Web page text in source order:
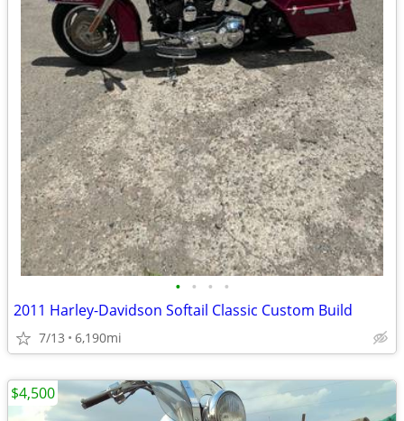
• • • •
2011 Harley-Davidson Softail Classic Custom Build
7/13 6,190mi
$4,500